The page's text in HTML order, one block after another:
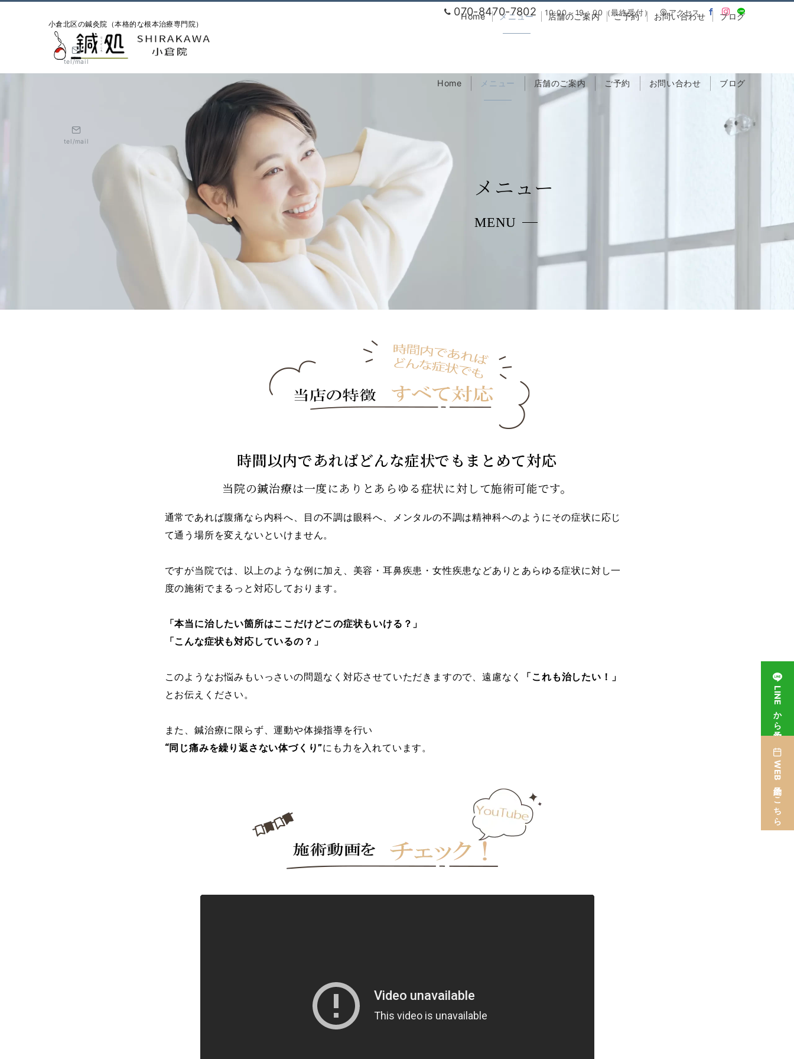
070-8470-7802 10:00～19：00（最終受付） アクセス
小倉北区の鍼灸院（本格的な根本治療専門院）
Home メニュー 店舗のご案内 ご予約 お問い合わせ ブログ
tel/mail
Home メニュー 店舗のご案内 ご予約 お問い合わせ ブログ
tel/mail
メニュー
MENU
時間以内であればどんな症状でもまとめて対応
当院の鍼治療は一度にありとあらゆる症状に対して施術可能です。
通常であれば腹痛なら内科へ、目の不調は眼科へ、メンタルの不調は精神科へのようにその症状に応じ
て通う場所を変えないといけません。
ですが当院では、以上のような例に加え、美容・耳鼻疾患・女性疾患などありとあらゆる症状に対し一
度の施術でまるっと対応しております。
「本当に治したい箇所はここだけどこの症状もいける？」
「こんな症状も対応しているの？」
このようなお悩みもいっさいの問題なく対応させていただきますので、遠慮なく
「これも治したい！」
とお伝えください。
また、鍼治療に限らず、運動や体操指導を行い
“同じ痛みを繰り返さない体づくり”にも力を入れています。
LINEから予約
WEB予約はこちら